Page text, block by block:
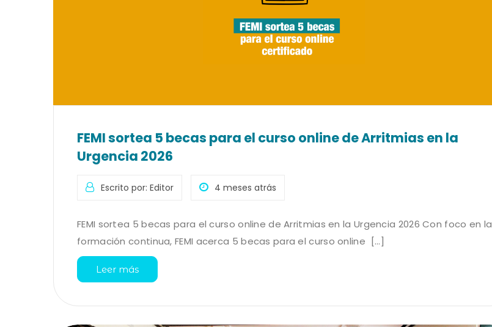
FEMI sortea 5 becas para el curso online de Arritmias en la
Urgencia 2026
Escrito por: Editor 4 meses atrás
FEMI sortea 5 becas para el curso online de Arritmias en la Urgencia 2026 Con foco en la
formación continua, FEMI acerca 5 becas para el curso online [...]
Leer más